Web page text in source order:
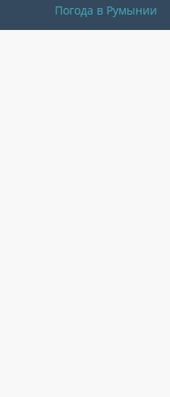
Погода в Румынии